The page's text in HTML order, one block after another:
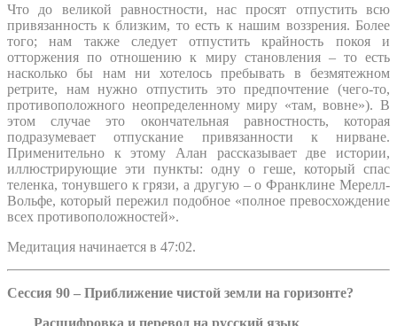
Что до великой равностности, нас просят отпустить всю
привязанность к близким, то есть к нашим воззрения. Более
того; нам также следует отпустить крайность покоя и
отторжения по отношению к миру становления – то есть
насколько бы нам ни хотелось пребывать в безмятежном
ретрите, нам нужно отпустить это предпочтение (чего-то,
противоположного неопределенному миру «там, вовне»). В
этом случае это окончательная равностность, которая
подразумевает отпускание привязанности к нирване.
Применительно к этому Алан рассказывает две истории,
иллюстрирующие эти пункты: одну о геше, который спас
теленка, тонувшего к грязи, а другую – о Франклине Мерелл-
Вольфе, который пережил подобное «полное превосхождение
всех противоположностей».
Медитация начинается в 47:02.
Сессия 90 – Приближение чистой земли на горизонте?
Расшифровка и перевод на русский язык